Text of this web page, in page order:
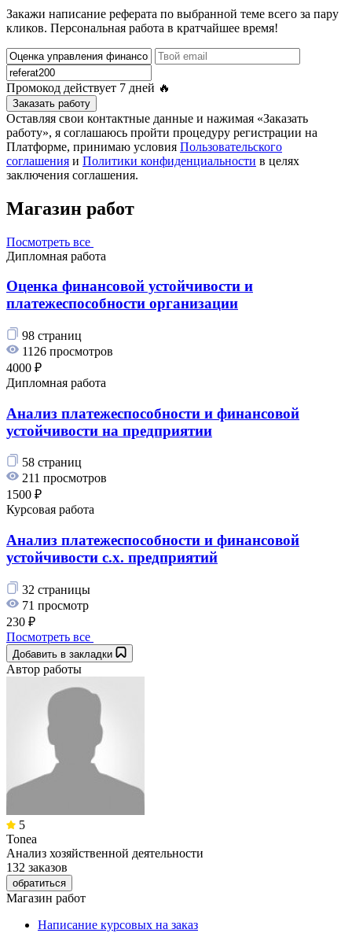
Закажи написание реферата по выбранной теме всего за пару
кликов. Персональная работа в кратчайшее время!
Промокод действует 7 дней 🔥
Заказать работу
Оставляя свои контактные данные и нажимая «Заказать
работу», я соглашаюсь пройти процедуру регистрации на
Платформе, принимаю условия Пользовательского
соглашения и Политики конфиденциальности в целях
заключения соглашения.
Магазин работ
Посмотреть все
Дипломная работа
Оценка финансовой устойчивости и
платежеспособности организации
98 страниц
1126 просмотров
4000 ₽
Дипломная работа
Анализ платежеспособности и финансовой
устойчивости на предприятии
58 страниц
211 просмотров
1500 ₽
Курсовая работа
Анализ платежеспособности и финансовой
устойчивости с.х. предприятий
32 страницы
71 просмотр
230 ₽
Посмотреть все
Добавить в закладки
Автор работы
5
Tonea
Анализ хозяйственной деятельности
132 заказов
обратиться
Магазин работ
Написание курсовых на заказ